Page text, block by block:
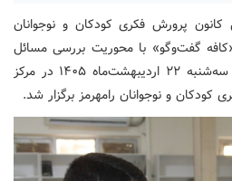
کانون پرورش فکری کودکان و نوجوانان
گفت‌وگو» با محوریت بررسی مسائل
روز و جنگ تحمیلی سوم، روز سه‌شنبه ۲۲ اردیبهشت‌ماه ۱۴۰۵ در مرکز
و نوجوانان رامهرمز برگزار شد.